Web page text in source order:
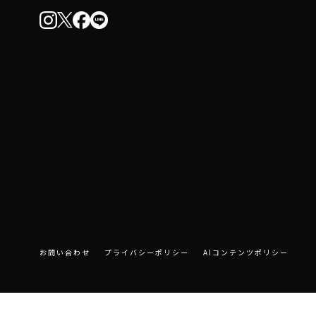
お問い合わせ プライバシーポリシー AIコンテンツポリシー